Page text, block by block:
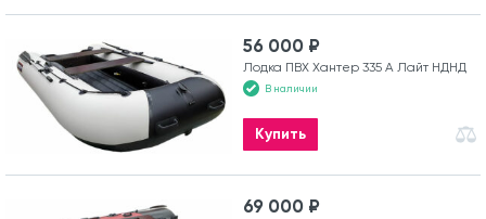
56 000 ₽
Лодка ПВХ Хантер 335 А Лайт НДНД
В наличии
Купить
69 000 ₽